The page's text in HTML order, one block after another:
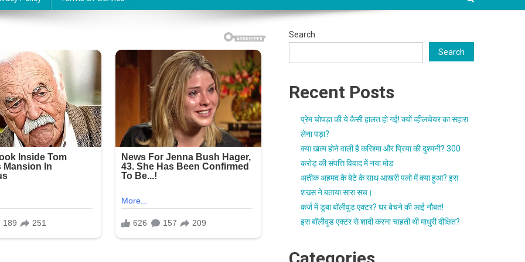
Search
Search
Recent Posts
प्रेम चोपड़ा की ये कैसी हालत हो गई! क्यों व्हीलचेयर का सहारा
लेना पड़ा?
क्या खत्म होने वाली है करिश्मा और प्रिया की दुश्मनी? 300
करोड़ की संपत्ति विवाद में नया मोड़
अतीक अहमद के बेटे के साथ आखरी पलो में क्या हुआ? इस
शख्स ने बताया सारा सच।
कर्ज में डूबा बॉलीवुड एक्टर? घर बेचने की आई नौबत!
इस बॉलीवुड एक्टर से शादी करना चाहती थी माधुरी दीक्षित?